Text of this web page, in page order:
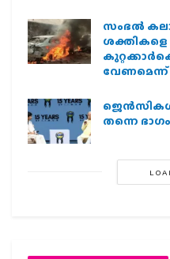
സംഭൽ
ശക്തികളെ
വേണമെന്ന്
ജെന്‍സികള്‍
തന്നെ